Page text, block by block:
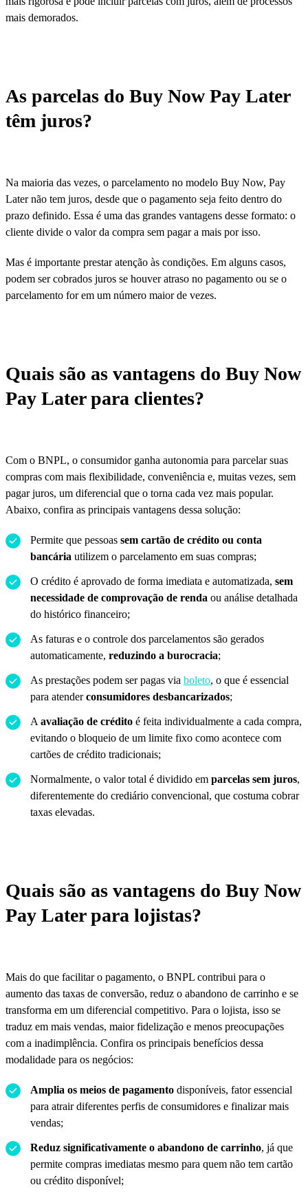
mais demorados.
As parcelas do Buy Now Pay Later
têm juros?
Na maioria das vezes, o parcelamento no modelo Buy Now, Pay
Later não tem juros, desde que o pagamento seja feito dentro do
prazo definido. Essa é uma das grandes vantagens desse formato: o
cliente divide o valor da compra sem pagar a mais por isso.
Mas é importante prestar atenção às condições. Em alguns casos,
podem ser cobrados juros se houver atraso no pagamento ou se o
parcelamento for em um número maior de vezes.
Quais são as vantagens do Buy Now
Pay Later para clientes?
Com o BNPL, o consumidor ganha autonomia para parcelar suas
compras com mais flexibilidade, conveniência e, muitas vezes, sem
pagar juros, um diferencial que o torna cada vez mais popular.
Abaixo, confira as principais vantagens dessa solução:
Permite que pessoas sem cartão de crédito ou conta
bancária utilizem o parcelamento em suas compras;
O crédito é aprovado de forma imediata e automatizada, sem
necessidade de comprovação de renda ou análise detalhada
do histórico financeiro;
As faturas e o controle dos parcelamentos são gerados
automaticamente, reduzindo a burocracia;
As prestações podem ser pagas via boleto, o que é essencial
para atenderconsumidores desbancarizados;
A avaliação de crédito é feita individualmente a cada compra,
evitando o bloqueio de um limite fixo como acontece com
cartões de crédito tradicionais;
Normalmente, o valor total é dividido em parcelas sem juros,
diferentemente do crediário convencional, que costuma cobrar
taxas elevadas.
Quais são as vantagens do Buy Now
Pay Later para lojistas?
Mais do que facilitar o pagamento, o BNPL contribui para o
aumento das taxas de conversão, reduz o abandono de carrinho e se
transforma em um diferencial competitivo. Para o lojista, isso se
traduz em mais vendas, maior fidelização e menos preocupações
com a inadimplência. Confira os principais benefícios dessa
modalidade para os negócios:
Amplia os meios de pagamento disponíveis, fator essencial
para atrair diferentes perfis de consumidores e finalizar mais
vendas;
Reduz significativamente o abandono de carrinho, já que
permite compras imediatas mesmo para quem não tem cartão
ou crédito disponível;